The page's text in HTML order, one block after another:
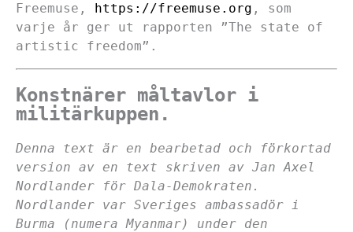
Freemuse, https://freemuse.org , som
varje år ger ut rapporten ”The state of
artistic freedom”.
Konstnärer måltavlor i
militärkuppen.
Denna text är en bearbetad och förkortad
version av en text skriven av Jan Axel
Nordlander för Dala-Demokraten.
Nordlander var Sveriges ambassadör i
Burma (numera Myanmar) under den